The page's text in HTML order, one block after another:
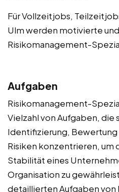
Für Vollzeitjobs,
Ulm werden motivierte
Risikomanagement-
Aufgaben
Risikomanagement-
Vielzahl von Aufgaben, die
Identifizierung, Bewertung
Risiken konzentrieren, um
Stabilität eines
Organisation zu
detaillierten Aufgaben